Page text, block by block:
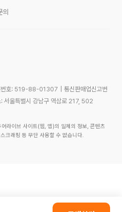
의
호: 519-88-01307
통신판매업신고번
서울특별시 강남구 역삼로 217, 502
라이브 사이트(웹, 앱)의 일체의 정보, 콘텐츠
크래핑 등 무단 사용할 수 없습니다.